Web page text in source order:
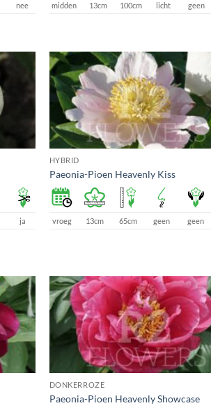
nee midden 13cm 100cm licht geen
ja
HYBRID
Paeonia-Pioen Heavenly Kiss
vroeg 13cm 65cm geen geen
DONKERROZE
Paeonia-Pioen Heavenly Showcase